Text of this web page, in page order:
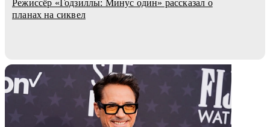
Режиссёр «Годзиллы: Минус один» рассказал о
планах на сиквел